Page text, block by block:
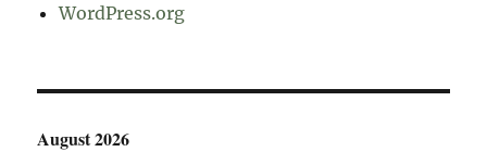
WordPress.org
August 2026